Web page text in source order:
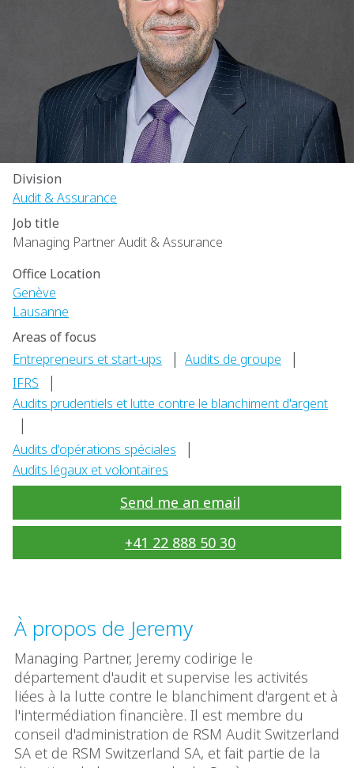
Division
Audit & Assurance
Job title
Managing Partner Audit & Assurance
Office Location
Genève
Lausanne
Areas of focus
Entrepreneurs et start-ups
| Audits de groupe |
IFRS |
Audits prudentiels et lutte contre le blanchiment d'argent
|
Audits d'opérations spéciales |
Audits légaux et volontaires
Send me an email
+41 22 888 50 30
À propos de Jeremy
Managing Partner, Jeremy codirige le
département d'audit et supervise les activités
liées à la lutte contre le blanchiment d'argent et à
l'intermédiation financière. Il est membre du
conseil d'administration de RSM Audit Switzerland
SA et de RSM Switzerland SA, et fait partie de la